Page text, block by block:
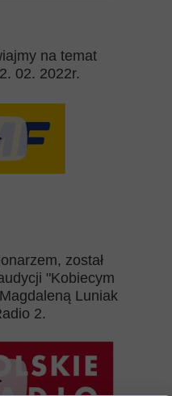
na temat
02. 2022r.
został
"Kobiecym
Luniak
2.